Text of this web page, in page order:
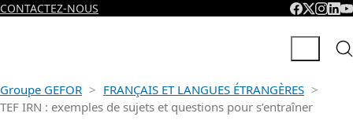
CONTACTEZ-NOUS
Groupe GEFOR > FRANÇAIS ET LANGUES ÉTRANGÈRES >
TEF IRN : exemples de sujets et questions pour s’entraîner